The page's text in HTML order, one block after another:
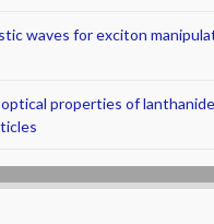
waves for exciton
properties of